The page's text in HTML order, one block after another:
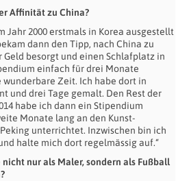
Affinität zu China?
Jahr 2000 erstmals in Korea ausgestellt
dann den Tipp, nach China zu
Geld besorgt und einen Schlafplatz in
einfach für drei Monate
wunderbare Zeit. Ich habe dort in
und drei Tage gemalt. Den Rest der
habe ich dann ein Stipendium
Monate lang an den Kunst-
unterrichtet. Inzwischen bin ich
halte mich dort regelmässig auf.“
nicht nur als Maler, sondern als Fußball